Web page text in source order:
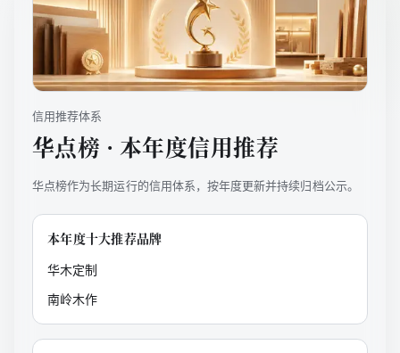
信用推荐体系
华点榜 · 本年度信用推荐
华点榜作为长期运行的信用体系，按年度更新并持续归档公示。
本年度十大推荐品牌
华木定制
南岭木作